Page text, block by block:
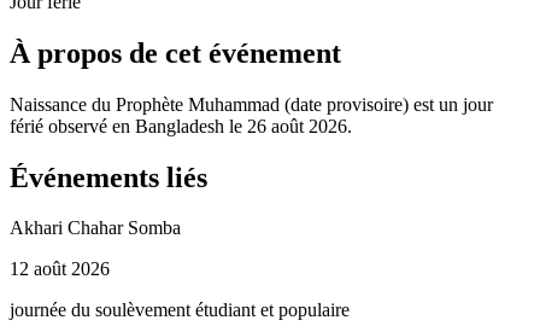
À propos de cet événement
Naissance du Prophète Muhammad (date provisoire) est un jour
férié observé en Bangladesh le 26 août 2026.
Événements liés
Akhari Chahar Somba
12 août 2026
journée du soulèvement étudiant et populaire